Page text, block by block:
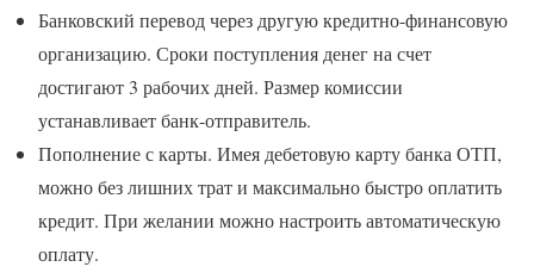
Банковский перевод через другую кредитно-финансовую
организацию. Сроки поступления денег на счет
достигают 3 рабочих дней. Размер комиссии
устанавливает банк-отправитель.
Пополнение с карты. Имея дебетовую карту банка ОТП,
можно без лишних трат и максимально быстро оплатить
кредит. При желании можно настроить автоматическую
оплату.